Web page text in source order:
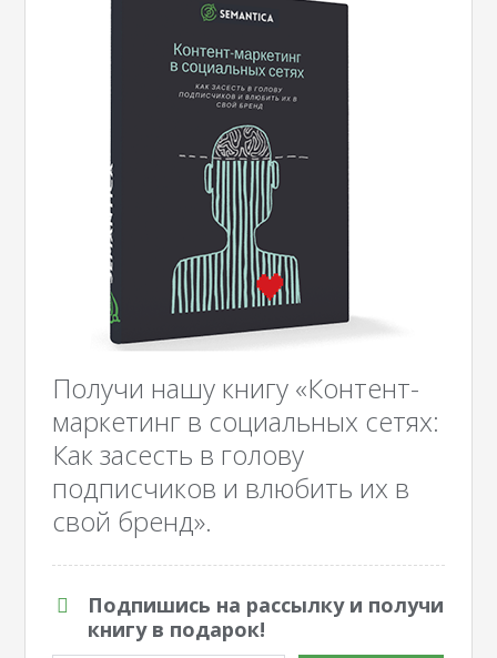
Получи нашу книгу «Контент-
маркетинг в социальных сетях:
Как засесть в голову
подписчиков и влюбить их в
свой бренд».
Подпишись на рассылку и получи
книгу в подарок!